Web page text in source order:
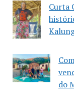
Curta
do